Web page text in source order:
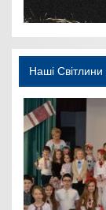
Наші Світлини